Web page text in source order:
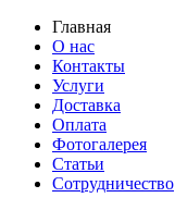
Главная
О нас
Контакты
Услуги
Доставка
Оплата
Фотогалерея
Статьи
Сотрудничество